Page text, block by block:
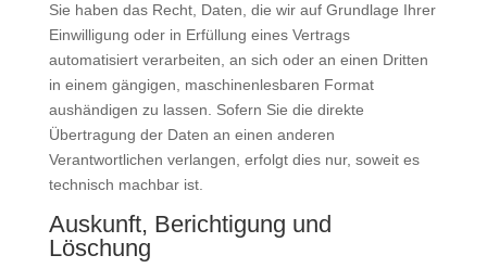
Sie haben das Recht, Daten, die wir auf Grundlage Ihrer
Einwilligung oder in Erfüllung eines Vertrags
automatisiert verarbeiten, an sich oder an einen Dritten
in einem gängigen, maschinenlesbaren Format
aushändigen zu lassen. Sofern Sie die direkte
Übertragung der Daten an einen anderen
Verantwortlichen verlangen, erfolgt dies nur, soweit es
technisch machbar ist.
Auskunft, Berichtigung und
Löschung